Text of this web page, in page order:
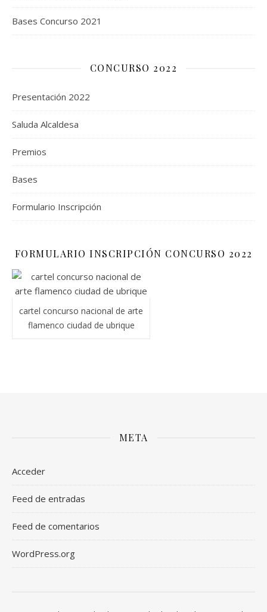
Bases Concurso 2021
CONCURSO 2022
Presentación 2022
Saluda Alcaldesa
Premios
Bases
Formulario Inscripción
FORMULARIO INSCRIPCIÓN CONCURSO 2022
cartel concurso nacional de arte
flamenco ciudad de ubrique
META
Acceder
Feed de entradas
Feed de comentarios
WordPress.org